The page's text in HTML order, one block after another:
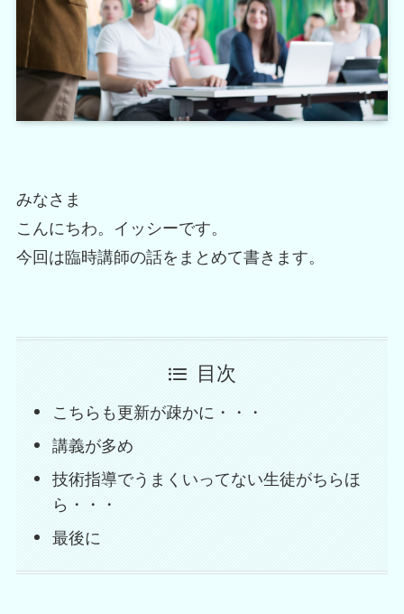
みなさま
こんにちわ。イッシーです。
今回は臨時講師の話をまとめて書きます。
目次
こちらも更新が疎かに・・・
講義が多め
技術指導でうまくいってない生徒がちらほ
ら・・・
最後に